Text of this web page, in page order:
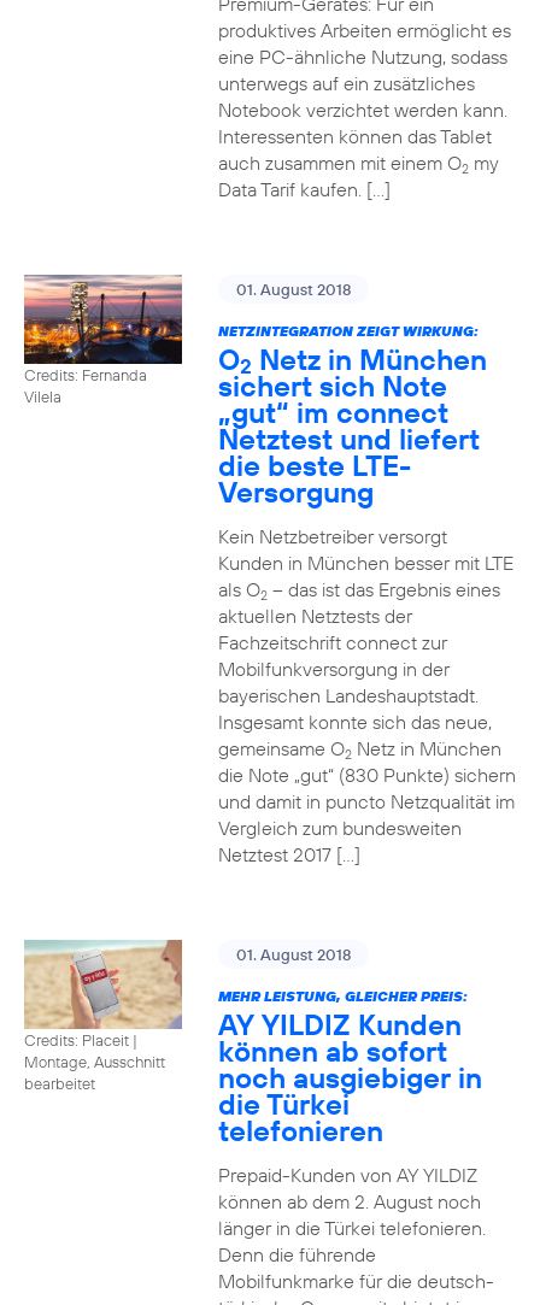
produktives Arbeiten ermöglicht es
eine PC-ähnliche Nutzung, sodass
unterwegs auf ein zusätzliches
Notebook verzichtet werden kann.
Interessenten können das Tablet
auch zusammen mit einem O2my
Data Tarif kaufen. […]
Credits: Fernanda
Vilela
01. August 2018
NETZINTEGRATION ZEIGT WIRKUNG:
O2 Netz in München
sichert sich Note
„gut“ im connect
Netztest und liefert
die beste LTE-
Versorgung
Kein Netzbetreiber versorgt
Kunden in München besser mit LTE
als O2– das ist das Ergebnis eines
aktuellen Netztests der
Fachzeitschrift connect zur
Mobilfunkversorgung in der
bayerischen Landeshauptstadt.
Insgesamt konnte sich das neue,
gemeinsame O2Netz in München
die Note „gut“ (830 Punkte) sichern
und damit in puncto Netzqualität im
Vergleich zum bundesweiten
Netztest 2017 […]
Credits: Placeit |
Montage, Ausschnitt
bearbeitet
01. August 2018
MEHR LEISTUNG, GLEICHER PREIS:
AY YILDIZ Kunden
können ab sofort
noch ausgiebiger in
die Türkei
telefonieren
Prepaid-Kunden von AY YILDIZ
können ab dem 2. August noch
länger in die Türkei telefonieren.
Denn die führende
Mobilfunkmarke für die deutsch-